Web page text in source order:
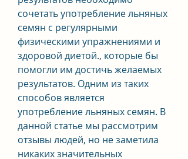
сочетать употребление льняных
семян с регулярными
физическими упражнениями и
здоровой диетой., которые бы
помогли им достичь желаемых
результатов. Одним из таких
способов является
употребление льняных семян. В
данной статье мы рассмотрим
отзывы людей, но не заметила
никаких значительных